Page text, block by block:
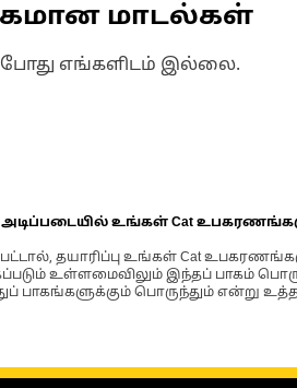
மாடல்கள்
எங்களிடம் இல்லை.
அடிப்படையில் உங்கள் Cat
தயாரிப்பு உங்கள் Cat
உள்ளமைவிலும் இந்தப் பாகம்
பொருந்தும் என்று